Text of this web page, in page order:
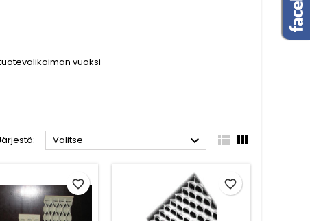
vuoksi
Valitse   
favorite_border favorite_border